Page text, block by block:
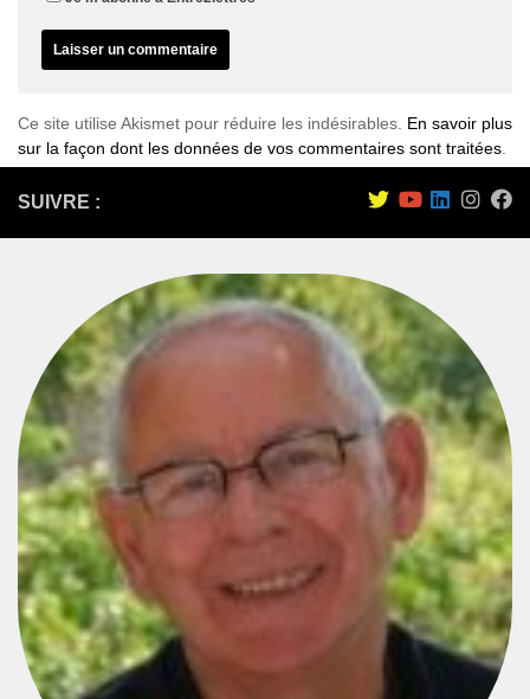
Ce site utilise Akismet pour réduire les indésirables. En savoir plus
sur la façon dont les données de vos commentaires sont traitées
SUIVRE :